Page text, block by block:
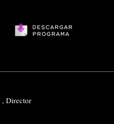
, Director